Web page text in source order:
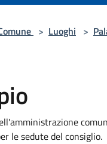
> Luoghi >
le sedute del consiglio.